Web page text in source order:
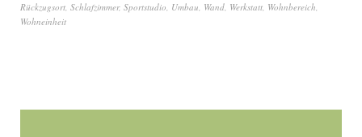
Rückzugsort, Schlafzimmer, Sportstudio, Umbau, Wand, Werkstatt, Wohnbereich,
Wohneinheit